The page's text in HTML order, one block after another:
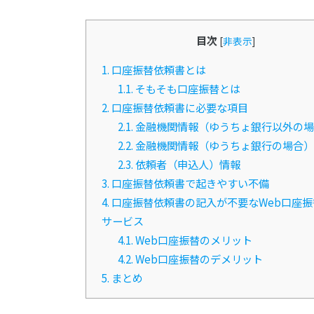
目次 [非表示]
1. 口座振替依頼書とは
1.1. そもそも口座振替とは
2. 口座振替依頼書に必要な項目
2.1.金融機関情報（ゆうちょ銀行以外の場
2.2.金融機関情報（ゆうちょ銀行の場合）
2.3.依頼者（申込人）情報
3. 口座振替依頼書で起きやすい不備
4. 口座振替依頼書の記入が不要なWeb口座
サービス
4.1.Web口座振替のメリット
4.2.Web口座振替のデメリット
5. まとめ